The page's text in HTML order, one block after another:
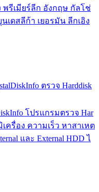
รีเมียร์ลีก อังกฤษ กัลโช่
เดสลีก้า เยอรมัน ลีกเอิง
ตรวจ Harddisk
โปรแกรมตรวจ Har
ครื่อง ความเร็ว หาสาเหต
และ External HDD ไ